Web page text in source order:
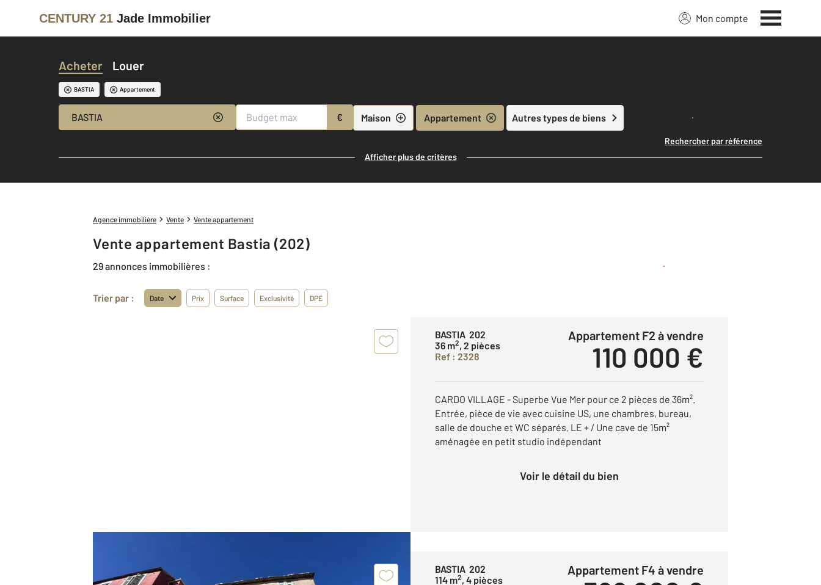
CENTURY 21 Jade Immobilier Mon compte
Acheter Louer
BASTIA Appartement
BASTIA € Maison Appartement Autres types de biens Lancer ma recherche
Rechercher par référence
Afficher plus de critères
Agence immobilière Vente Vente appartement
Vente appartement Bastia (202)
29 annonces immobilières : Créer une alerte
Trier par : Date Prix Surface Exclusivité DPE
BASTIA 202
36 m2, 2 pièces
Ref : 2328
Appartement F2 à vendre
110 000 €
CARDO VILLAGE - Superbe Vue Mer pour ce 2 pièces de 36m².
Entrée, pièce de vie avec cuisine US, une chambres, bureau,
salle de douche et WC séparés. LE + / Une cave de 15m²
aménagée en petit studio indépendant
Voir le détail du bien
BASTIA 202
114 m2, 4 pièces
Appartement F4 à vendre